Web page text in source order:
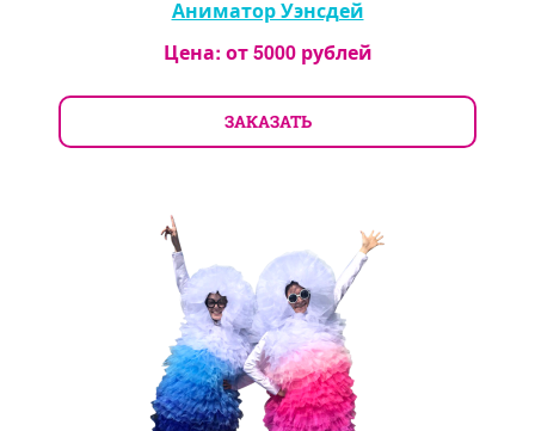
Аниматор Уэнсдей
Цена: от5000рублей
ЗАКАЗАТЬ